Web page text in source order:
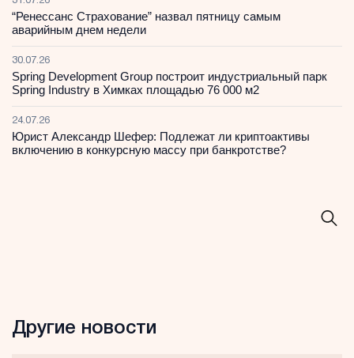
“Ренессанс Страхование” назвал пятницу самым
аварийным днем недели
30.07.26
Spring Development Group построит индустриальный парк
Spring Industry в Химках площадью 76 000 м2
24.07.26
Юрист Александр Шефер: Подлежат ли криптоактивы
включению в конкурсную массу при банкротстве?
Другие новости